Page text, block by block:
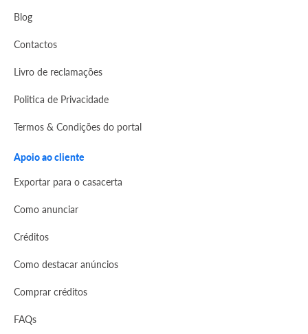
Blog
Contactos
Livro de reclamações
Politica de Privacidade
Termos & Condições do portal
Apoio ao cliente
Exportar para o casacerta
Como anunciar
Créditos
Como destacar anúncios
Comprar créditos
FAQs